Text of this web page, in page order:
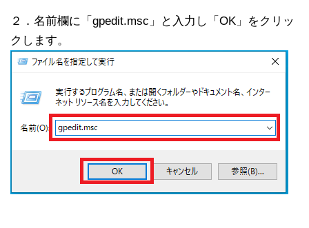
２．名前欄に「gpedit.msc」と入力し「OK」をクリッ
クします。